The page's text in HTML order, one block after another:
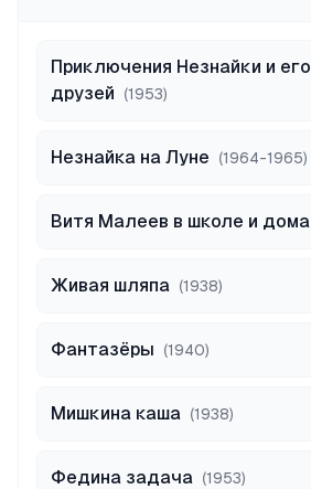
Приключения Незнайки и его
друзей
(1953)
Незнайка на Луне (1964-1965)
Витя Малеев в школе и дома
Живая шляпа (1938)
Фантазёры (1940)
Мишкина каша (1938)
Федина задача (1953)